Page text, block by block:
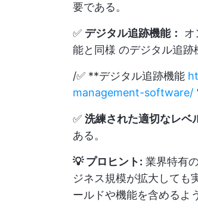
要である。
✅ デジタル追跡機能：
オ
能と同様 のデジタル追跡
/✅ **デジタル追跡機能
management-software/
✅ 洗練された適切なレベ
ある。
💡 プロヒント: 業界特有
ジネス規模が拡大しても
ールドや機能を含めるよ